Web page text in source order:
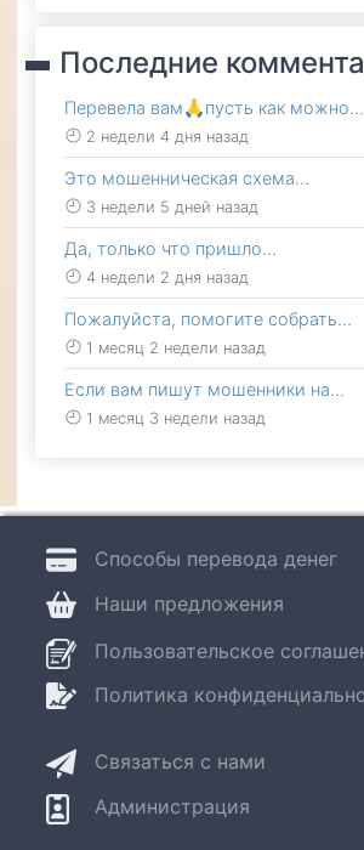
Последние
Перевела вам🙏пусть как можно…
2 недели 4 дня назад
Это мошенническая схема…
3 недели 5 дней назад
Да, только что пришло…
4 недели 2 дня назад
Пожалуйста, помогите собрать…
1 месяц 2 недели назад
Если вам пишут мошенники на…
1 месяц 3 недели назад
Связаться с нами
Администрация
Пользовательское
Политика
Способы перевода денег
Наши предложения